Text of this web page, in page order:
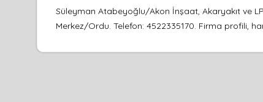
Süleyman Atabeyoğlu/Akon İnşaat, Akaryakıt ve
Merkez/Ordu. Telefon: 4522335170. Firma profili,